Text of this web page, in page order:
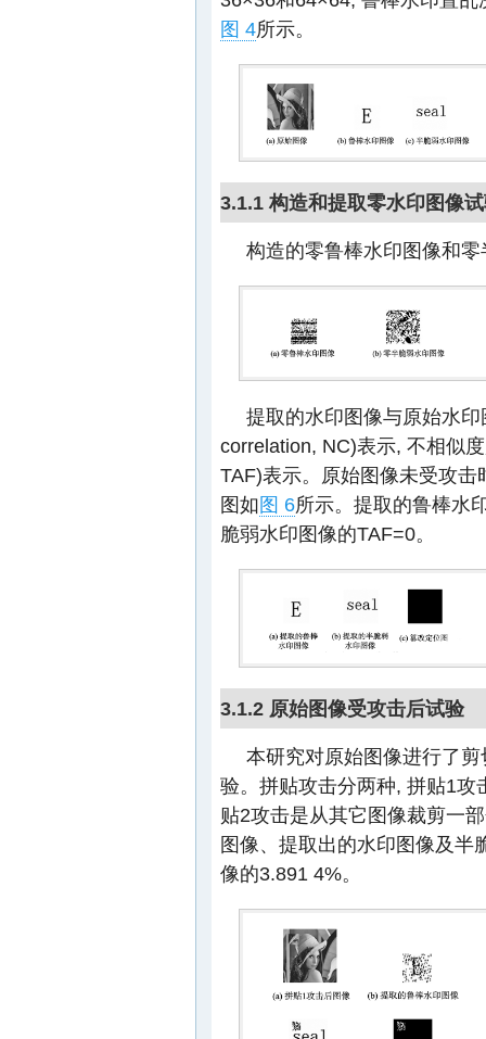
图 4所示。
3.1.1 构造和提取零水印图像
构造的零鲁棒水印图像和
提取的水印图像与原始水
correlation, NC)表示, 不相似
TAF)表示。原始图像未受攻
图如图 6所示。提取的鲁棒水
脆弱水印图像的TAF=0。
3.1.2 原始图像受攻击后试验
本研究对原始图像进行了
验。拼贴攻击分两种, 拼贴1
贴2攻击是从其它图像裁剪一
图像、提取出的水印图像及半
像的3.891 4%。